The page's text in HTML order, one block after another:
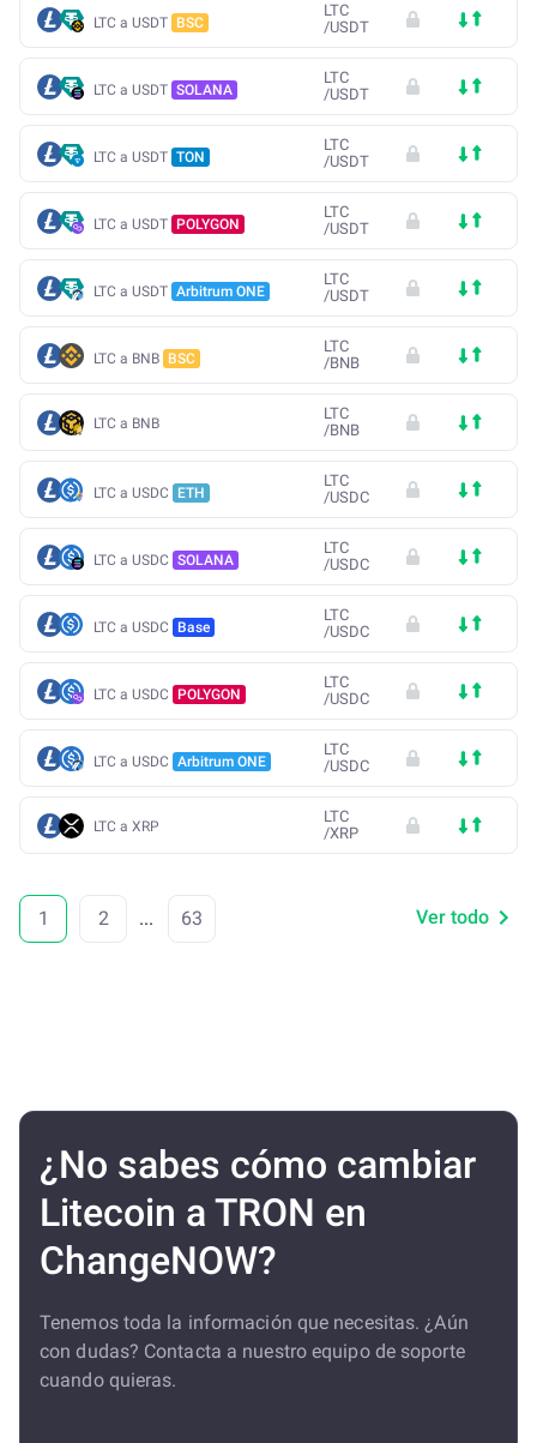
LTC a USDT BSC
LTC
/USDT
LTC a USDT SOLANA
LTC
/USDT
LTC a USDT TON
LTC
/USDT
LTC a USDT POLYGON
LTC
/USDT
LTC a USDT Arbitrum ONE
LTC
/USDT
LTC a BNB BSC
LTC
/BNB
LTC a BNB
LTC
/BNB
LTC a USDC ETH
LTC
/USDC
LTC a USDC SOLANA
LTC
/USDC
LTC a USDC Base
LTC
/USDC
LTC a USDC POLYGON
LTC
/USDC
LTC a USDC Arbitrum ONE
LTC
/USDC
LTC a XRP
LTC
/XRP
1 2 ... 63 Ver todo
¿No sabes cómo cambiar
Litecoin a TRON en
ChangeNOW?
Tenemos toda la información que necesitas. ¿Aún
con dudas? Contacta a nuestro equipo de soporte
cuando quieras.